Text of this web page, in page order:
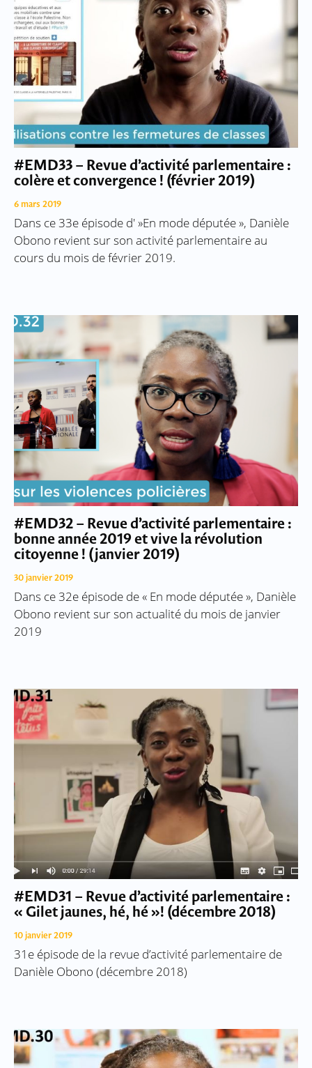
#EMD33 – Revue d’activité parlementaire :
colère et convergence ! (février 2019)
6 mars 2019
Dans ce 33e épisode d' »En mode députée », Danièle
Obono revient sur son activité parlementaire au
cours du mois de février 2019.
#EMD32 – Revue d’activité parlementaire :
bonne année 2019 et vive la révolution
citoyenne ! (janvier 2019)
30 janvier 2019
Dans ce 32e épisode de « En mode députée », Danièle
Obono revient sur son actualité du mois de janvier
2019
#EMD31 – Revue d’activité parlementaire :
« Gilet jaunes, hé, hé »! (décembre 2018)
10 janvier 2019
31e épisode de la revue d’activité parlementaire de
Danièle Obono (décembre 2018)